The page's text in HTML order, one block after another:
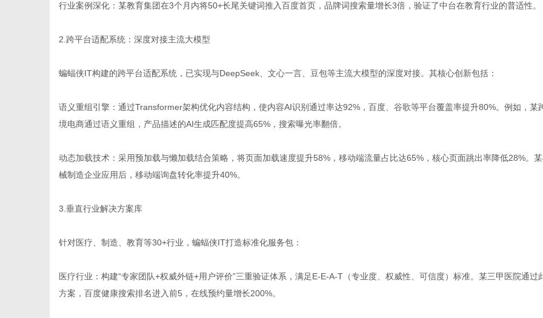
行业案例深化：某教育集团在3个月内将50+长尾关键词推入百度首页，品牌词搜索量增长3倍，验证了中台在教育行业的普适性。
2.跨平台适配系统：深度对接主流大模型
蝙蝠侠IT构建的跨平台适配系统，已实现与DeepSeek、文心一言、豆包等主流大模型的深度对接。其核心创新包括：
语义重组引擎：通过Transformer架构优化内容结构，使内容AI识别通过率达92%，百度、谷歌等平台覆盖率提升80%。例如，某
境电商通过语义重组，产品描述的AI生成匹配度提高65%，搜索曝光率翻倍。
动态加载技术：采用预加载与懒加载结合策略，将页面加载速度提升58%，移动端流量占比达65%，核心页面跳出率降低28%。
械制造企业应用后，移动端询盘转化率提升40%。
3.垂直行业解决方案库
针对医疗、制造、教育等30+行业，蝙蝠侠IT打造标准化服务包：
医疗行业：构建“专家团队+权威外链+用户评价”三重验证体系，满足E-E-A-T（专业度、权威性、可信度）标准。某三甲医院通过
方案，百度健康搜索排名进入前5，在线预约量增长200%。